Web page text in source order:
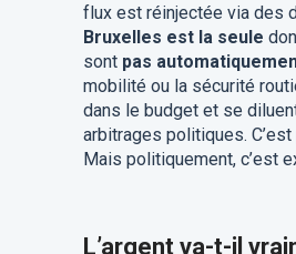
flux est réinjectée via des
Bruxelles est la seule
sont pas
mobilité ou la sécurité
dans le budget et se
arbitrages politiques.
Mais politiquement, c’est
L’argent va-t-il